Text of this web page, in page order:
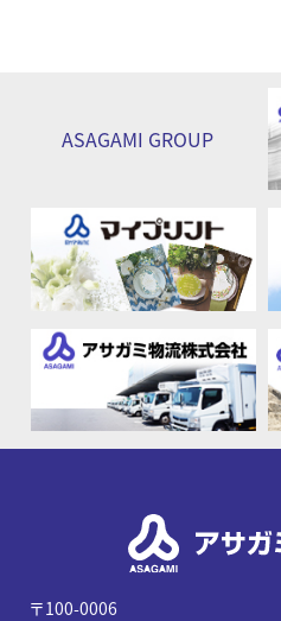
ASAGAMI GROUP
〒100-0006